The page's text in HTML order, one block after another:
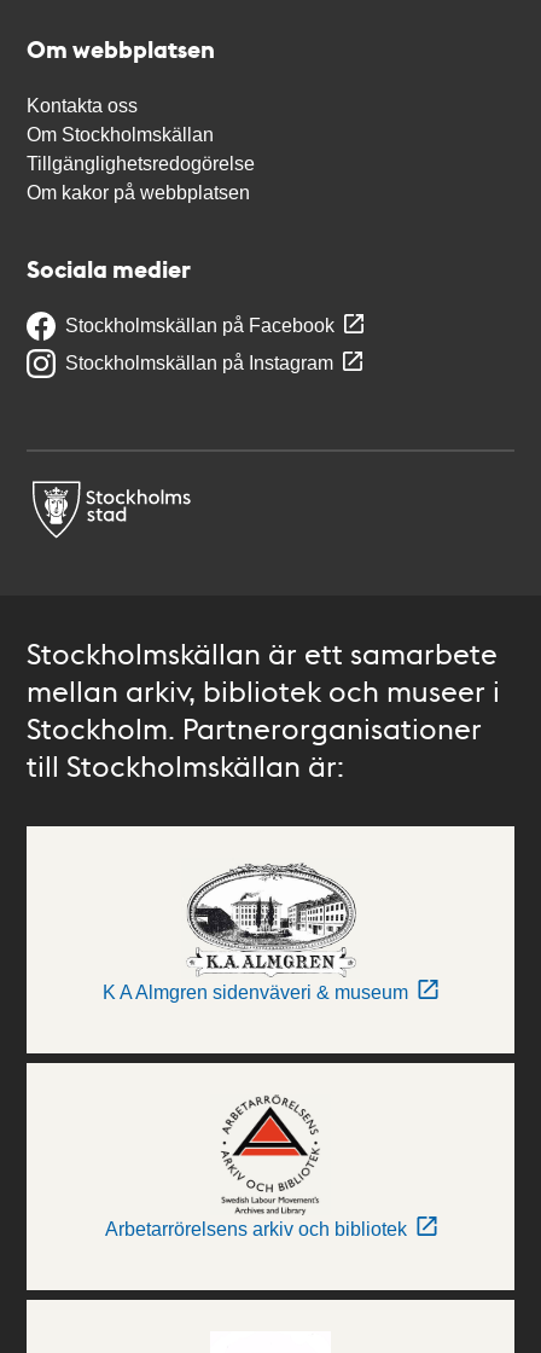
Om webbplatsen
Kontakta oss
Om Stockholmskällan
Tillgänglighetsredogörelse
Om kakor på webbplatsen
Sociala medier
Stockholmskällan på Facebook
Stockholmskällan på Instagram
Stockholmskällan är ett samarbete
mellan arkiv, bibliotek och museer i
Stockholm. Partnerorganisationer
till Stockholmskällan är:
K A Almgren sidenväveri & museum
Arbetarrörelsens arkiv och bibliotek